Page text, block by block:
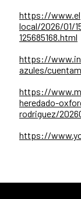
https://
local/2026/01/
125685168.html
https://
azules/
https://
heredado-
rodriguez/
https://